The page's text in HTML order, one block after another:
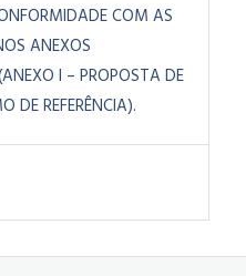
COM AS
ANEXOS
I – PROPOSTA DE
DE REFERÊNCIA).